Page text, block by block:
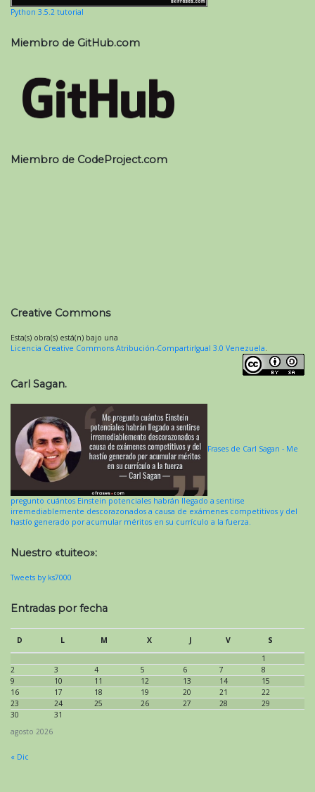
Python 3.5.2 tutorial
Miembro de GitHub.com
Miembro de CodeProject.com
Creative Commons
Esta(s) obra(s) está(n) bajo una
Licencia Creative Commons Atribución-CompartirIgual 3.0 Venezuela
Carl Sagan.
Frases de Carl Sagan - Me
pregunto cuántos Einstein potenciales habrán llegado a sentirse
irremediablemente descorazonados a causa de exámenes competitivos y del
hastío generado por acumular méritos en su currículo a la fuerza.
Nuestro «tuiteo»:
Tweets by ks7000
Entradas por fecha
agosto 2026
D L M X J V
S
1
2
3 4 5 6 7
8
9
10 11 12 13 14
15
16
17 18 19 20 21
22
23
24 25 26 27 28
29
30
31
« Dic